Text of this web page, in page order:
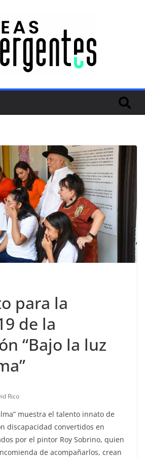
para la
de la
“Bajo la luz
Rico
muestra el talento innato de
discapacidad convertidos en
por el pintor Roy Sobrino, quien
de acompañarlos, crean